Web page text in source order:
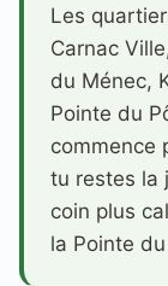
Les
Carnac
du Ménec,
Pointe du
commence
tu restes la
coin plus
la Pointe